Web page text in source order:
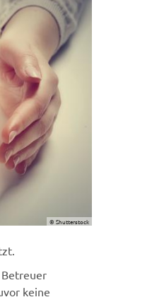
© Shutterstock
keine